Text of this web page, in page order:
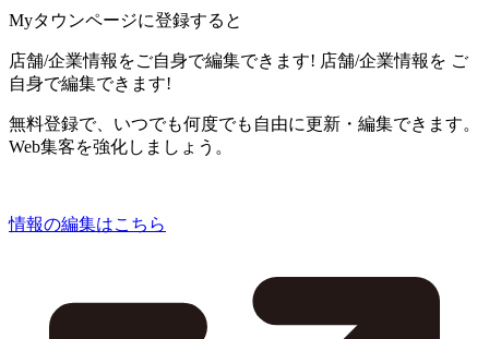
Myタウンページに登録すると
店舗/企業情報をご自身で編集できます! 店舗/企業情報を ご
自身で編集できます!
無料登録で、いつでも何度でも自由に更新・編集できます。
Web集客を強化しましょう。
情報の編集はこちら